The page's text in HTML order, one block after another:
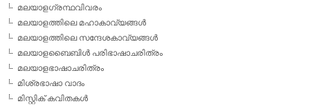
മലയാളഗ്രന്ഥവിവരം
മലയാളത്തിലെ മഹാകാവ്യങ്ങള്‍
മലയാളത്തിലെ സന്ദേശകാവ്യങ്ങള്‍
മലയാളബൈബിള്‍ പരിഭാഷാചരിത്രം
മലയാളഭാഷാചരിത്രം
മിശ്രഭാഷാ വാദം
മിസ്റ്റിക് കവിതകള്‍